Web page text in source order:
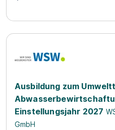
Ausbildung zum
Einstellungsjahr 2027
GmbH